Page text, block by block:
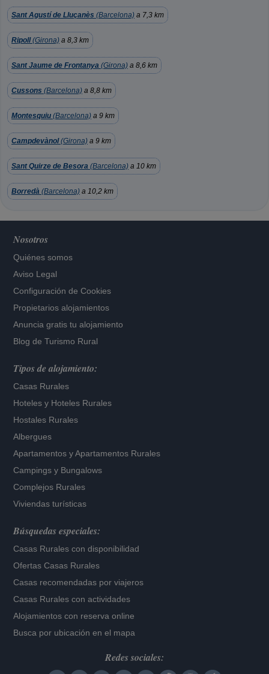
Sant Agustí de Lluçanès (Barcelona) a 7,3 km
Ripoll(Girona) a 8,3 km
Sant Jaume de Frontanya (Girona) a 8,6 km
Cussons (Barcelona) a 8,8 km
Montesquiu (Barcelona) a 9 km
Campdevànol(Girona) a 9 km
Sant Quirze de Besora (Barcelona) a 10 km
Borredà (Barcelona) a 10,2 km
Nosotros
Quiénes somos
Aviso Legal
Configuración de Cookies
Propietarios alojamientos
Anuncia gratis tu alojamiento
Blog de Turismo Rural
Tipos de alojamiento:
Casas Rurales
Hoteles y Hoteles Rurales
Hostales Rurales
Albergues
Apartamentos yApartamentos Rurales
Campings y Bungalows
Complejos Rurales
Viviendas turísticas
Búsquedas especiales:
Casas Rurales con disponibilidad
Ofertas Casas Rurales
Casas recomendadas por viajeros
Casas Rurales con actividades
Alojamientos con reserva online
Busca por ubicación en el mapa
Redes sociales: